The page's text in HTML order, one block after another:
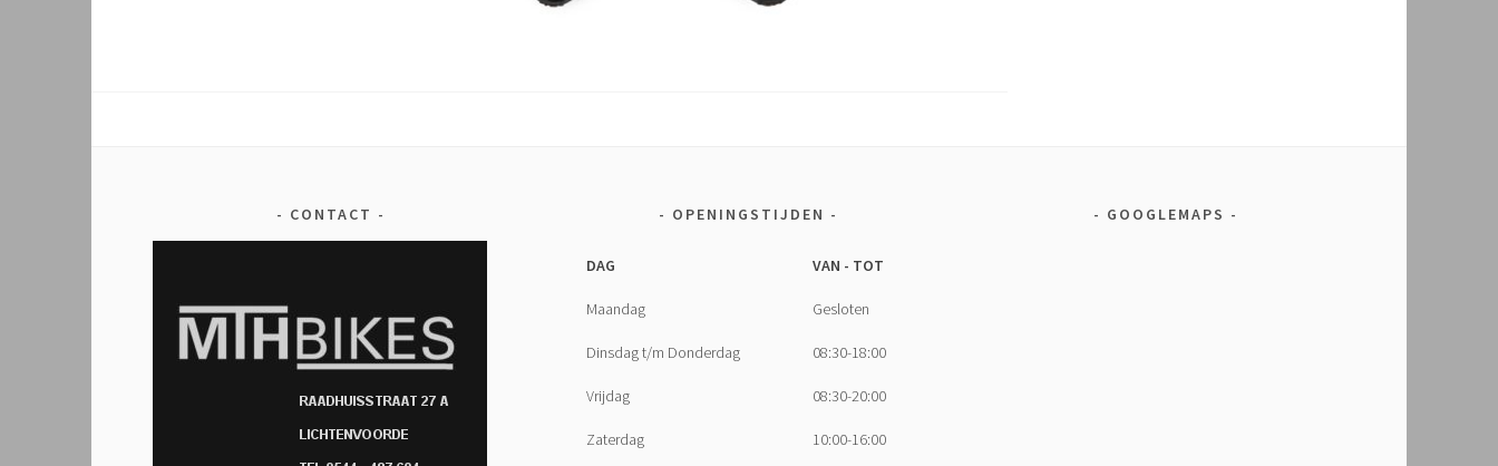
CONTACT OPENINGSTIJDEN
DAG VAN - TOT
Maandag Gesloten
Dinsdag t/m Donderdag 08:30-18:00
Vrijdag 08:30-20:00
Zaterdag 10:00-16:00
GOOGLEMAPS